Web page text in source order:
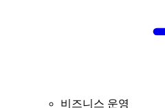
비즈니스 운영